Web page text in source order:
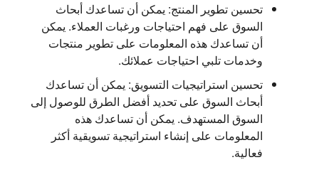
تحسين تطوير المنتج: يمكن أن تساعدك أبحاث
السوق على فهم احتياجات ورغبات العملاء. يمكن
أن تساعدك هذه المعلومات على تطوير منتجات
وخدمات تلبي احتياجات عملائك.
تحسين استراتيجيات التسويق: يمكن أن تساعدك
أبحاث السوق على تحديد أفضل الطرق للوصول إلى
السوق المستهدف. يمكن أن تساعدك هذه
المعلومات على إنشاء استراتيجية تسويقية أكثر
فعالية.